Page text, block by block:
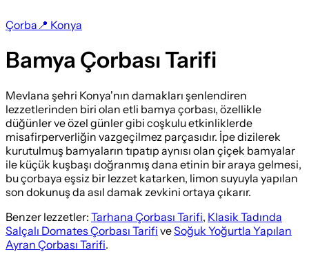
Çorba 📍 Konya
Bamya Çorbası Tarifi
Mevlana şehri Konya'nın damakları şenlendiren
lezzetlerinden biri olan etli bamya çorbası, özellikle
düğünler ve özel günler gibi coşkulu etkinliklerde
misafirperverliğin vazgeçilmez parçasıdır. İpe dizilerek
kurutulmuş bamyaların tıpatıp aynısı olan çiçek bamyalar
ile küçük kuşbaşı doğranmış dana etinin bir araya gelmesi,
bu çorbaya eşsiz bir lezzet katarken, limon suyuyla yapılan
son dokunuş da asıl damak zevkini ortaya çıkarır.
Benzer lezzetler: Tarhana Çorbası Tarifi, Klasik Tadında
Salçalı Domates Çorbası Tarifi veSoğuk Yoğurtla Yapılan
Ayran Çorbası Tarifi.